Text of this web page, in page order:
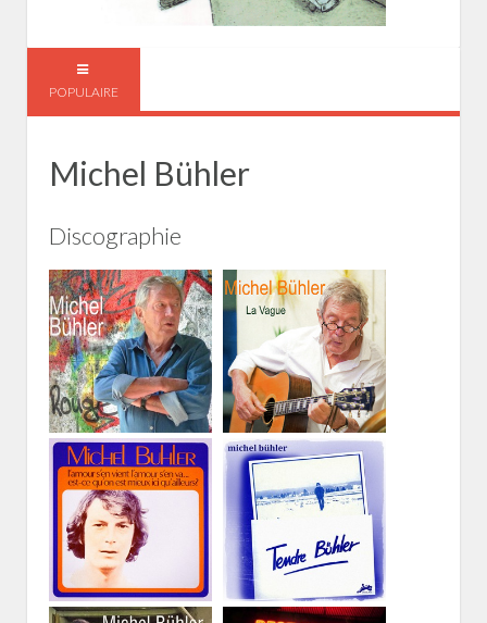
POPULAIRE
Michel Bühler
Discographie